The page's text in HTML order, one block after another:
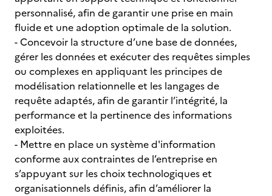
personnalisé, afin de garantir une prise en main
fluide et une adoption optimale de la solution.
- Concevoir la structure d’une base de données,
gérer les données et exécuter des requêtes simples
ou complexes en appliquant les principes de
modélisation relationnelle et les langages de
requête adaptés, afin de garantir l’intégrité, la
performance et la pertinence des informations
exploitées.
- Mettre en place un système d'information
conforme aux contraintes de l’entreprise en
s’appuyant sur les choix technologiques et
organisationnels définis, afin d’améliorer la